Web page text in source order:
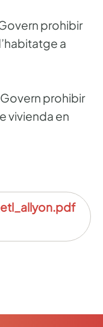
prohibir
a
prohibir
vivienda en